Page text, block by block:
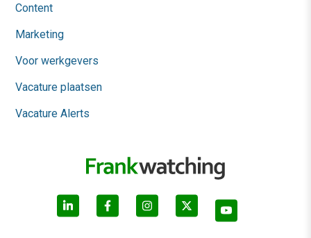
Content
Marketing
Voor werkgevers
Vacature plaatsen
Vacature Alerts